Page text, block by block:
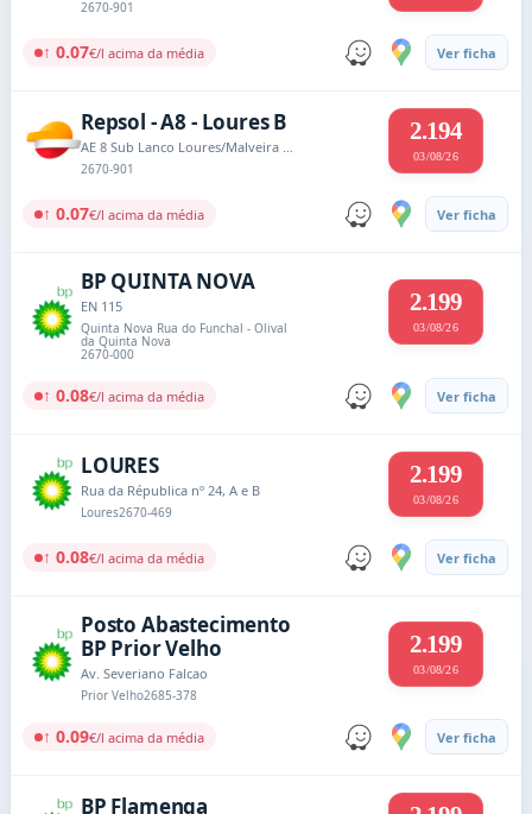
2670-901
↑ 0.07€/l acima da média Ver ficha
Repsol - A8 - Loures B
AE 8 Sub Lanco Loures/Malveira Km 13,95
2670-901
2.194
03/08/26
↑ 0.07€/l acima da média Ver ficha
BP QUINTA NOVA
EN 115
Quinta Nova Rua do Funchal - Olival
da Quinta Nova
2670-000
2.199
03/08/26
↑ 0.08€/l acima da média Ver ficha
LOURES
Rua da Républica nº 24, A e B
Loures2670-469
2.199
03/08/26
↑ 0.08€/l acima da média Ver ficha
Posto Abastecimento
BP Prior Velho
Av. Severiano Falcao
Prior Velho2685-378
2.199
03/08/26
↑ 0.09€/l acima da média Ver ficha
BP Flamenga